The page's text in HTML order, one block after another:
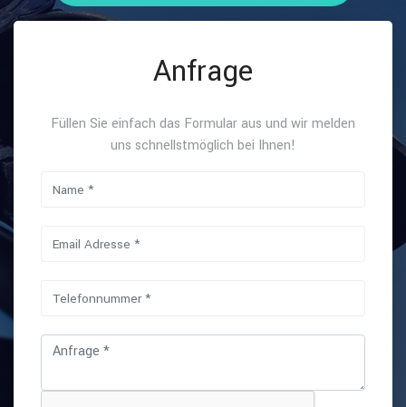
Anfrage
Füllen Sie einfach das Formular aus und wir melden
uns schnellstmöglich bei Ihnen!